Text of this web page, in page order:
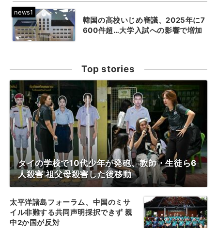
韓国の高校いじめ審議、2025年に7
600件超…大学入試への影響で増加
Top stories
タイの学校で10代少年が発砲、教師・生徒ら6
人殺害 祖父母殺害した後移動
太平洋諸島フォーラム、中国のミサ
イル非難する共同声明採択できず 親
中2か国が反対